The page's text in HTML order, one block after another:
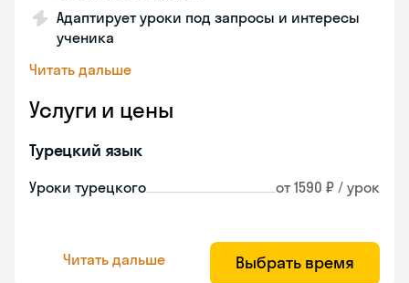
Адаптирует уроки под запросы и интересы
ученика
Читать дальше
Услуги и цены
Турецкий язык
Уроки турецкого от 1590 ₽ / урок
Читать дальше Выбрать время